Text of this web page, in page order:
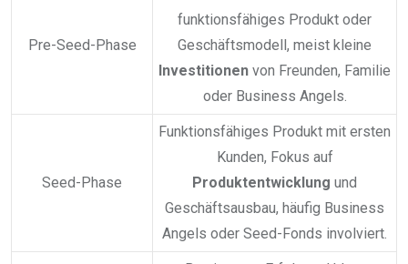
Pre-Seed-Phase
funktionsfähiges Produkt oder
Geschäftsmodell, meist kleine
Investitionen von Freunden, Familie
oder Business Angels.
Seed-Phase
Funktionsfähiges Produkt mit ersten
Kunden, Fokus auf
Produktentwicklung und
Geschäftsausbau, häufig Business
Angels oder Seed-Fonds involviert.